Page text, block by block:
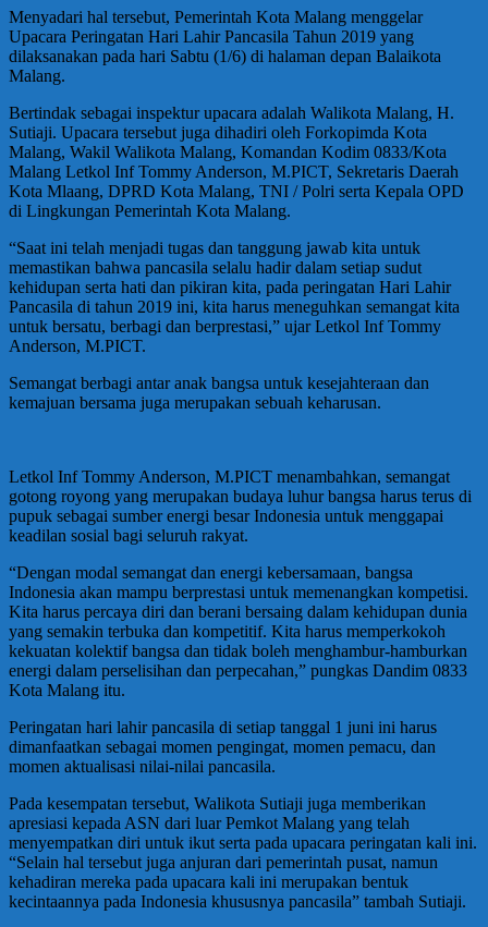
Menyadari hal tersebut, Pemerintah Kota Malang menggelar
Upacara Peringatan Hari Lahir Pancasila Tahun 2019 yang
dilaksanakan pada hari Sabtu (1/6) di halaman depan Balaikota
Malang.
Bertindak sebagai inspektur upacara adalah Walikota Malang, H.
Sutiaji. Upacara tersebut juga dihadiri oleh Forkopimda Kota
Malang, Wakil Walikota Malang, Komandan Kodim 0833/Kota
Malang Letkol Inf Tommy Anderson, M.PICT, Sekretaris Daerah
Kota Mlaang, DPRD Kota Malang, TNI / Polri serta Kepala OPD
di Lingkungan Pemerintah Kota Malang.
“Saat ini telah menjadi tugas dan tanggung jawab kita untuk
memastikan bahwa pancasila selalu hadir dalam setiap sudut
kehidupan serta hati dan pikiran kita, pada peringatan Hari Lahir
Pancasila di tahun 2019 ini, kita harus meneguhkan semangat kita
untuk bersatu, berbagi dan berprestasi,” ujar Letkol Inf Tommy
Anderson, M.PICT.
Semangat berbagi antar anak bangsa untuk kesejahteraan dan
kemajuan bersama juga merupakan sebuah keharusan.
Letkol Inf Tommy Anderson, M.PICT menambahkan, semangat
gotong royong yang merupakan budaya luhur bangsa harus terus di
pupuk sebagai sumber energi besar Indonesia untuk menggapai
keadilan sosial bagi seluruh rakyat.
“Dengan modal semangat dan energi kebersamaan, bangsa
Indonesia akan mampu berprestasi untuk memenangkan kompetisi.
Kita harus percaya diri dan berani bersaing dalam kehidupan dunia
yang semakin terbuka dan kompetitif. Kita harus memperkokoh
kekuatan kolektif bangsa dan tidak boleh menghambur-hamburkan
energi dalam perselisihan dan perpecahan,” pungkas Dandim 0833
Kota Malang itu.
Peringatan hari lahir pancasila di setiap tanggal 1 juni ini harus
dimanfaatkan sebagai momen pengingat, momen pemacu, dan
momen aktualisasi nilai-nilai pancasila.
Pada kesempatan tersebut, Walikota Sutiaji juga memberikan
apresiasi kepada ASN dari luar Pemkot Malang yang telah
menyempatkan diri untuk ikut serta pada upacara peringatan kali ini.
“Selain hal tersebut juga anjuran dari pemerintah pusat, namun
kehadiran mereka pada upacara kali ini merupakan bentuk
kecintaannya pada Indonesia khususnya pancasila” tambah Sutiaji.